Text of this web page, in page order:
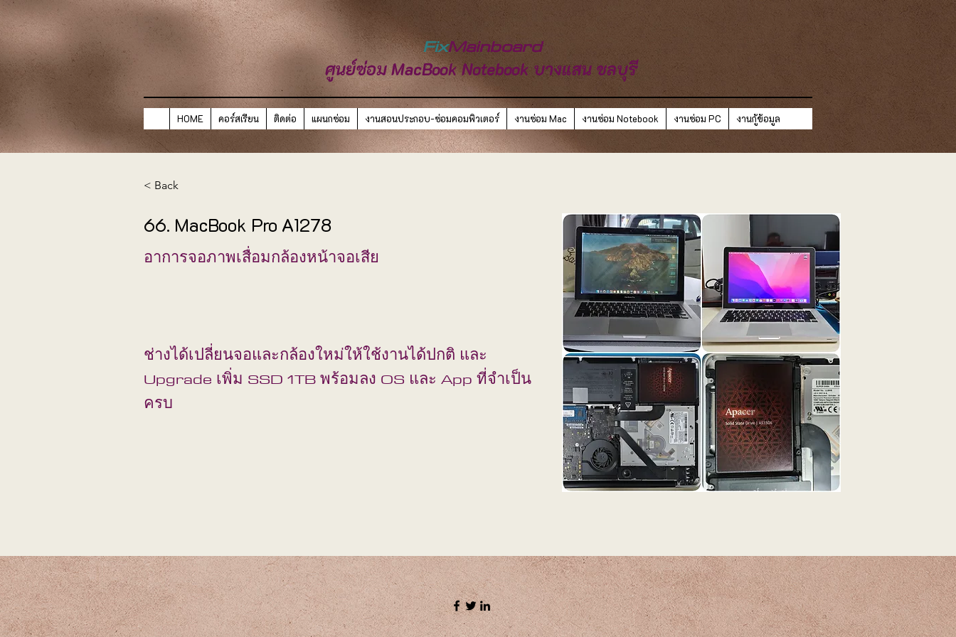
FixMainboard
ศูนย์ซ่อม MacBook Notebook บางแสน ชลบุรี
HOME คอร์สเรียน ติดต่อ แผนกซ่อม งานสอนประกอบ-ซ่อมคอมพิวเตอร์ งานซ่อม Mac งานซ่อม Notebook งานซ่อม PC งานกู้ข้อมูล
< Back
66. MacBook Pro A1278
อาการจอภาพเสื่อมกล้องหน้าจอเสีย
ช่างได้เปลี่ยนจอและกล้องใหม่ให้ใช้งานได้ปกติ และ
Upgrade เพิ่ม SSD 1TB พร้อมลง OS และ App ที่จำเป็น
ครบ